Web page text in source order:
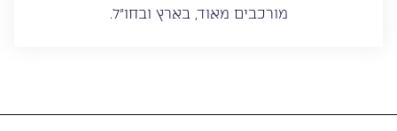
מורכבים מאוד, בארץ ובחו”ל.